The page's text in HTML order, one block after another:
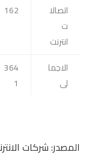
اتصالا
ت
انترنت
162
الاجما
لى
364
1
المصدر: شركات